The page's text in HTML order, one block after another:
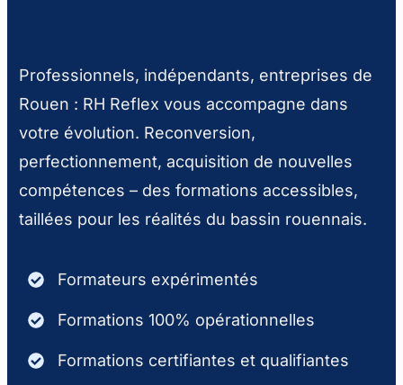
Professionnels, indépendants, entreprises de
Rouen : RH Reflex vous accompagne dans
votre évolution. Reconversion,
perfectionnement, acquisition de nouvelles
compétences – des formations accessibles,
taillées pour les réalités du bassin rouennais.
Formateurs expérimentés
Formations 100% opérationnelles
Formations certifiantes et qualifiantes